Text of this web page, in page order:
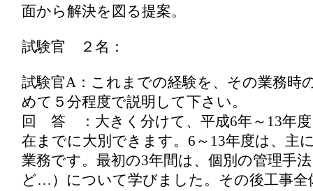
面から解決を図る提案。
試験官 ２名：
試験官A：これまでの経験を、その業務時
めて５分程度で説明して下さい。
回 答 ：大きく分けて、平成6年～13年度
在までに大別できます。6～13年度は、主
業務です。最初の3年間は、個別の管理手
ど…）について学びました。その後工事全